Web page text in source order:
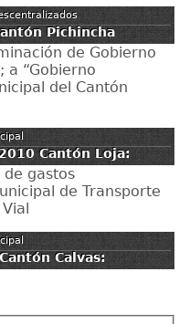
Pichincha
de Gobierno
a “Gobierno
del Cantón
Cantón Loja:
gastos
de Transporte
Calvas: